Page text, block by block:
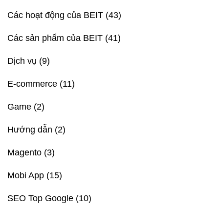
Các hoạt động của BEIT (43)
Các sản phẩm của BEIT (41)
Dịch vụ (9)
E-commerce (11)
Game (2)
Hướng dẫn (2)
Magento (3)
Mobi App (15)
SEO Top Google (10)